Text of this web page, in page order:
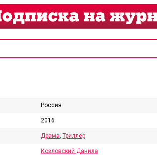
Россия
2016
Драма, Триллер
Козловский Данила